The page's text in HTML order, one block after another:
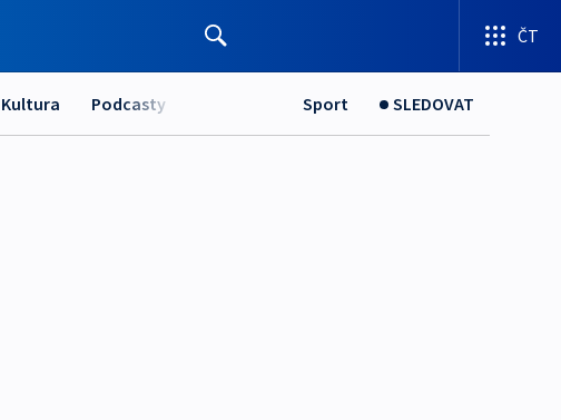
ČT
Kultura Podcasty Sport SLEDOVAT